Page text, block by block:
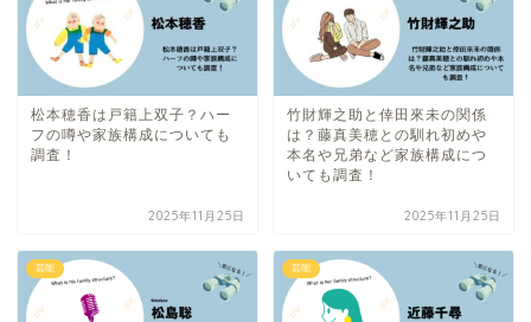
松本穂香は戸籍上双子？ハー
フの噂や家族構成についても
調査！
2025年11月25日
竹財輝之助と倖田來未の関係
は？藤真美穂との馴れ初めや
本名や兄弟など家族構成につ
いても調査！
2025年11月25日
芸能 芸能